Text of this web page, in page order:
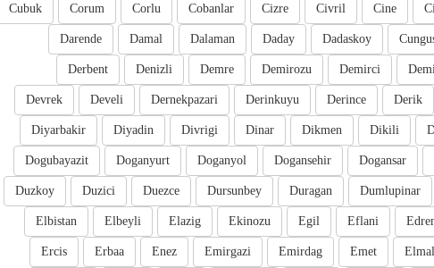
Cine
Civril
Cizre
Cobanlar
Corlu
Corum
Cubuk
Dadaskoy
Daday
Dalaman
Damal
Darende
Demirci
Demirozu
Demre
Denizli
Derbent
Derik
Derince
Derinkuyu
Dernekpazari
Develi
Devrek
Dikili
Dikmen
Dinar
Divrigi
Diyadin
Diyarbakir
Dogansar
Dogansehir
Doganyol
Doganyurt
Dogubayazit
Dumlupinar
Duragan
Dursunbey
Duezce
Duzici
Duzkoy
Eflani
Egil
Ekinozu
Elazig
Elbeyli
Elbistan
Emet
Emirdag
Emirgazi
Enez
Erbaa
Ercis